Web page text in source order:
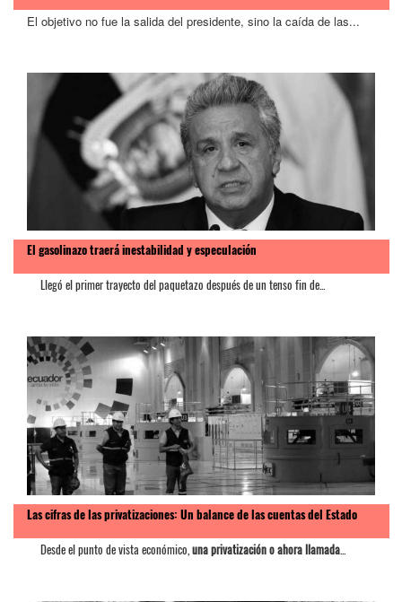
El objetivo no fue la salida del presidente, sino la caída de las...
El gasolinazo traerá inestabilidad y especulación
Llegó el primer trayecto del paquetazo después de un tenso fin de...
Las cifras de las privatizaciones: Un balance de las cuentas del Estado
Desde el punto de vista económico, una privatización o ahora llamada